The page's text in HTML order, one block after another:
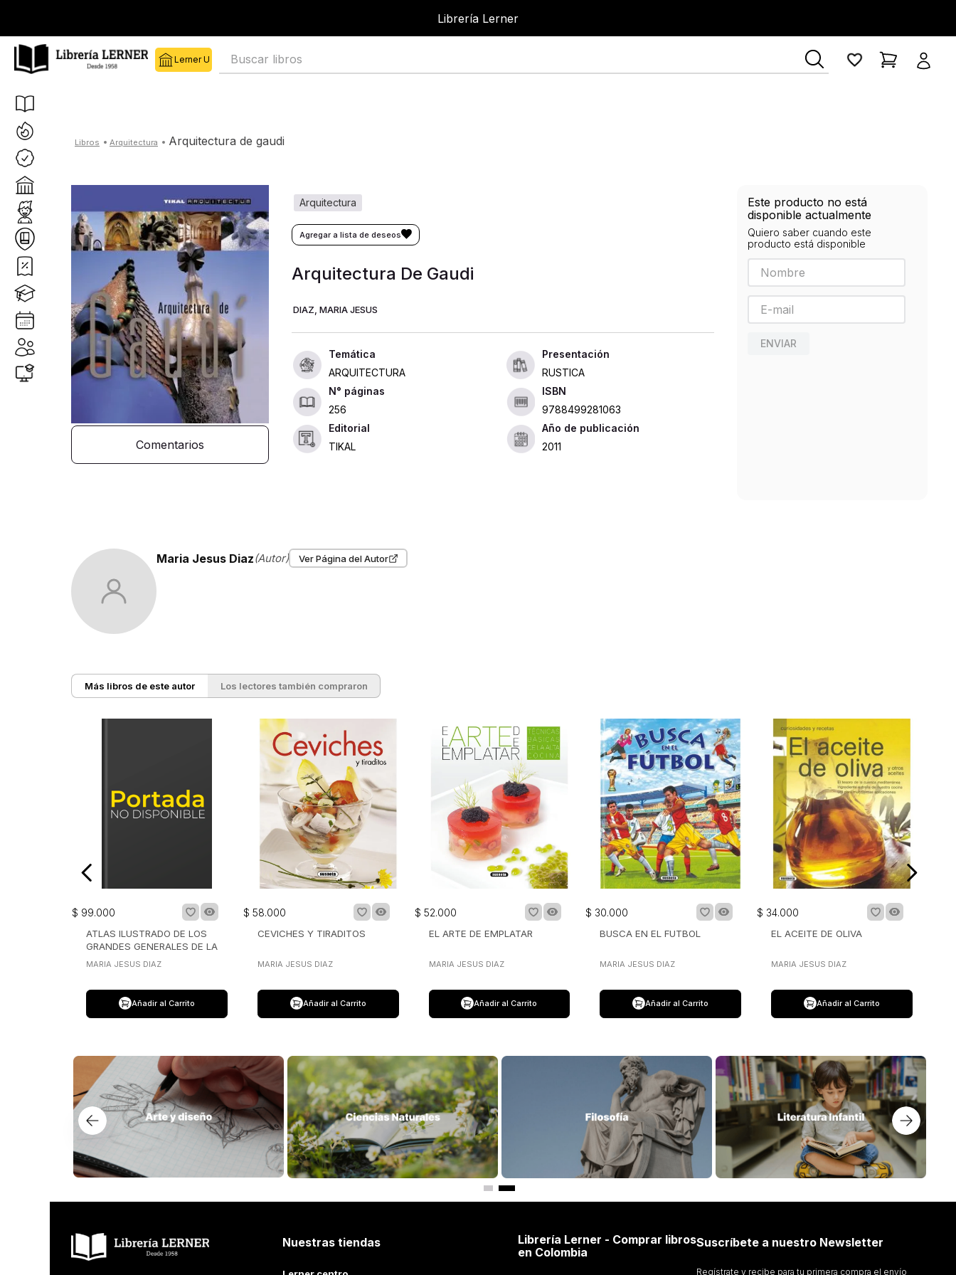
Librería Lerner
Buscar libros
arquitectura arquitectura de gaudi
Comentarios
arquitectura
Arquitectura De Gaudi
DIAZ, MARIA JESUS
ARQUITECTURA
Presentación
RUSTICA
256
ISBN
9788499281063
Editorial
TIKAL
Año de publicación
2011
Este producto no está
disponible actualmente
Quiero saber cuando este
producto está disponible
ENVIAR
Maria Jesus Diaz(Autor) Ver Página del Autor
Más libros de este autor Los lectores también compraron
$ 99.000
ATLAS ILUSTRADO DE LOS
GRANDES GENERALES DE LA
HISTORIA
MARIA JESUS DIAZ
Añadir al Carrito
$ 58.000
CEVICHES Y TIRADITOS
MARIA JESUS DIAZ
Añadir al Carrito
$ 52.000
EL ARTE DE EMPLATAR
MARIA JESUS DIAZ
Añadir al Carrito
$ 30.000
BUSCA EN EL FUTBOL
MARIA JESUS DIAZ
Añadir al Carrito
$ 34.000
EL ACEITE DE OLIVA
MARIA JESUS DIAZ
Añadir al Carrito
Nuestras tiendas
Librería Lerner - Comprar libros
en Colombia
Suscríbete a nuestro Newsletter
Regístrate y recibe para tu primera compra el envío